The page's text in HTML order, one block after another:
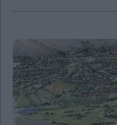
Terms
and
Privacy
Notice.
You
can
opt
out
at